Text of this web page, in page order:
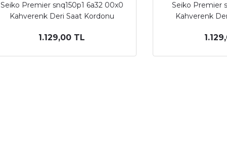
Seiko Premier snq150p1 6a32 00x0
Kahverenk Deri Saat Kordonu
1.129,00 TL
Seiko Premier
Kahverenk